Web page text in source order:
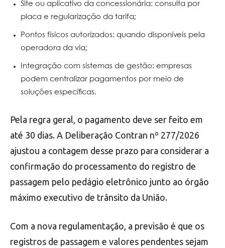
Site ou aplicativo da concessionária: consulta por
placa e regularização da tarifa;
Pontos físicos autorizados: quando disponíveis pela
operadora da via;
Integração com sistemas de gestão: empresas
podem centralizar pagamentos por meio de
soluções específicas.
Pela regra geral, o pagamento deve ser feito em
até 30 dias. A Deliberação Contran nº 277/2026
ajustou a contagem desse prazo para considerar a
confirmação do processamento do registro de
passagem pelo pedágio eletrônico junto ao órgão
máximo executivo de trânsito da União.
Com a nova regulamentação, a previsão é que os
registros de passagem e valores pendentes sejam